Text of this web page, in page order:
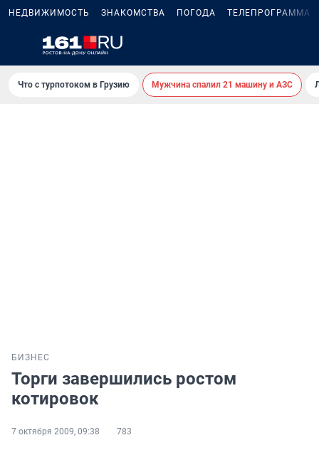
НЕДВИЖИМОСТЬ ЗНАКОМСТВА ПОГОДА ТЕЛЕПРОГРАММА
Что с турпотоком в Грузию Мужчина спалил 21 машину и АЗС
БИЗНЕС
Торги завершились ростом
котировок
7 октября 2009, 09:38 783